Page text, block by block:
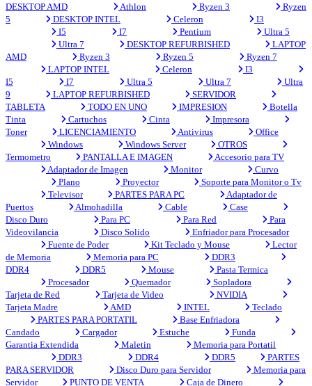
DESKTOP AMD
Athlon Ryzen 3
Ryzen
5
DESKTOP INTEL Celeron
I3
I5
I7 Pentium
Ultra 5
Ultra 7
DESKTOP REFURBISHED
LAPTOP
AMD
Ryzen 3 Ryzen 5
Ryzen 7
LAPTOP INTEL
Celeron
I3
I5
I7 Ultra 5 Ultra 7
Ultra
9
LAPTOP REFURBISHED
SERVIDOR
TABLETA
TODO EN UNO IMPRESION
Botella
Tinta
Cartuchos Cinta
Impresora
Toner
LICENCIAMIENTO Antivirus
Office
Windows
Windows Server
OTROS
Termometro
PANTALLA E IMAGEN
Accesorio para TV
Adaptador de Imagen
Monitor
Curvo
Plano
Proyector
Soporte para Monitor o Tv
Televisor
PARTES PARA PC
Adaptador de
Puertos
Almohadilla Cable
Case
Disco Duro
Para PC Para Red
Para
Videovilancia
Disco Solido
Enfriador para Procesador
Fuente de Poder
Kit Teclado y Mouse
Lector
de Memoria
Memoria para PC
DDR3
DDR4
DDR5 Mouse
Pasta Termica
Procesador
Quemador
Sopladora
Tarjeta de Red
Tarjeta de Video
NVIDIA
Tarjeta Madre
AMD INTEL
Teclado
PARTES PARA PORTATIL
Base Enfriadora
Candado
Cargador Estuche
Funda
Garantia Extendida
Maletin
Memoria para Portatil
DDR3
DDR4 DDR5
PARTES
PARA SERVIDOR
Disco Duro para Servidor
Memoria para
Servidor
PUNTO DE VENTA Caja de Dinero